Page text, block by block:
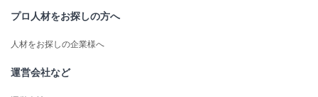
プロ人材をお探しの方へ
人材をお探しの企業様へ
運営会社など